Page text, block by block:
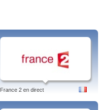
France 2 en direct